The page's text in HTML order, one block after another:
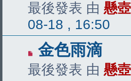
最後發表 由 懸
08-18 , 16:50
金色雨滴
最後發表 由 懸